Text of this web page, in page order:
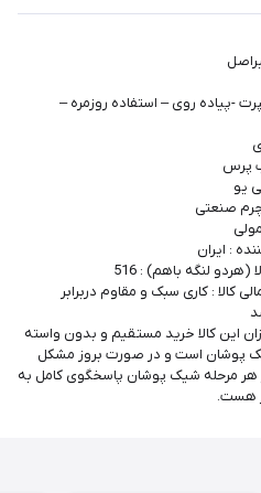
-پیاده روی – استفاده روزمره –
پرس
یو
صنعتی
: ایران
لنگه باهم) : 516
کالا : کاری سبک و مقاوم دربرابر
این کالا خرید مستقیم و بدون واسته
پوشان است و در صورت بروز مشکل
مرحله شیک پوشان پاسخگوی کامل به
هست.